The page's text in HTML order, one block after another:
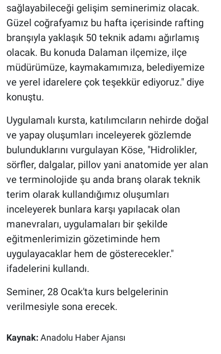
sağlayabileceği gelişim seminerimiz olacak.
Güzel coğrafyamız bu hafta içerisinde rafting
branşıyla yaklaşık 50 teknik adamı ağırlamış
olacak. Bu konuda Dalaman ilçemize, ilçe
müdürümüze, kaymakamımıza, belediyemize
ve yerel idarelere çok teşekkür ediyoruz." diye
konuştu.
Uygulamalı kursta, katılımcıların nehirde doğal
ve yapay oluşumları inceleyerek gözlemde
bulunduklarını vurgulayan Köse, "Hidrolikler,
sörfler, dalgalar, pillov yani anatomide yer alan
ve terminolojide şu anda branş olarak teknik
terim olarak kullandığımız oluşumları
inceleyerek bunlara karşı yapılacak olan
manevraları, uygulamaları bir şekilde
eğitmenlerimizin gözetiminde hem
uygulayacaklar hem de gösterecekler."
ifadelerini kullandı.
Seminer, 28 Ocak'ta kurs belgelerinin
verilmesiyle sona erecek.
Kaynak: Anadolu Haber Ajansı